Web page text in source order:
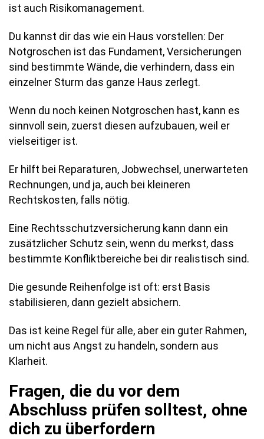
ist auch Risikomanagement.
Du kannst dir das wie ein Haus vorstellen: Der
Notgroschen ist das Fundament, Versicherungen
sind bestimmte Wände, die verhindern, dass ein
einzelner Sturm das ganze Haus zerlegt.
Wenn du noch keinen Notgroschen hast, kann es
sinnvoll sein, zuerst diesen aufzubauen, weil er
vielseitiger ist.
Er hilft bei Reparaturen, Jobwechsel, unerwarteten
Rechnungen, und ja, auch bei kleineren
Rechtskosten, falls nötig.
Eine Rechtsschutzversicherung kann dann ein
zusätzlicher Schutz sein, wenn du merkst, dass
bestimmte Konfliktbereiche bei dir realistisch sind.
Die gesunde Reihenfolge ist oft: erst Basis
stabilisieren, dann gezielt absichern.
Das ist keine Regel für alle, aber ein guter Rahmen,
um nicht aus Angst zu handeln, sondern aus
Klarheit.
Fragen, die du vor dem
Abschluss prüfen solltest, ohne
dich zu überfordern